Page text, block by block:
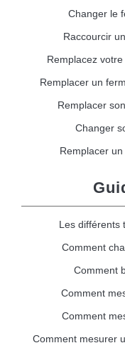
Changer le
Raccourcir
Remplacez
Remplacer un
Remplacer
Changer
Remplacer
Les différents
Comment
Comment
Comment
Comment
Comment mesurer